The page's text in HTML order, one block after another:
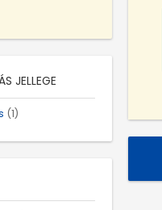
JELLEGE
(1)